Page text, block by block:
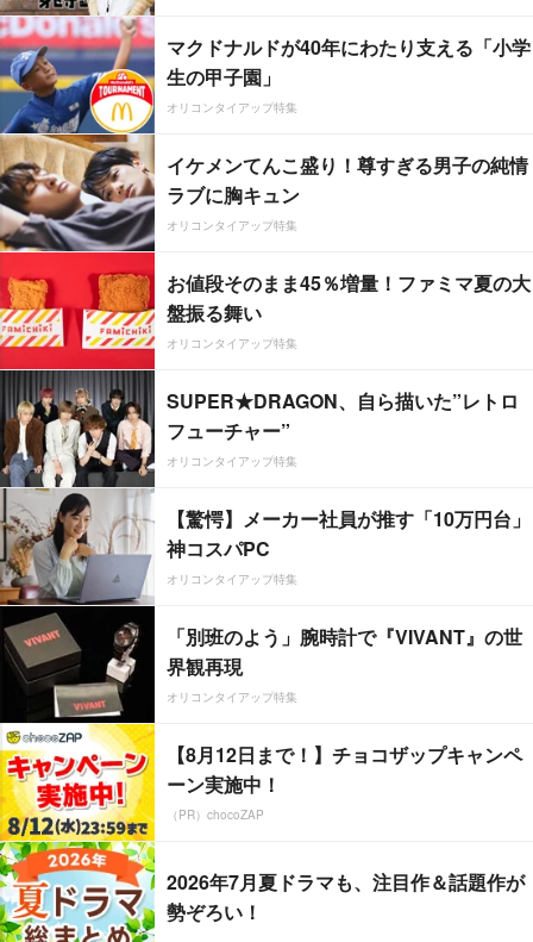
マクドナルドが40年にわたり支える「小学
生の甲子園」
オリコンタイアップ特集
イケメンてんこ盛り！尊すぎる男子の純情
ラブに胸キュン
オリコンタイアップ特集
お値段そのまま45％増量！ファミマ夏の大
盤振る舞い
オリコンタイアップ特集
SUPER★DRAGON、自ら描いた”レトロ
フューチャー”
オリコンタイアップ特集
【驚愕】メーカー社員が推す「10万円台」
神コスパPC
オリコンタイアップ特集
「別班のよう」腕時計で『VIVANT』の世
界観再現
オリコンタイアップ特集
【8月12日まで！】チョコザップキャンペ
ーン実施中！
（PR）chocoZAP
2026年7月夏ドラマも、注目作＆話題作が
勢ぞろい！